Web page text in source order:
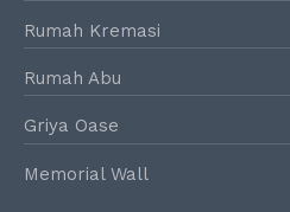
Rumah Kremasi
Rumah Abu
Griya Oase
Memorial Wall